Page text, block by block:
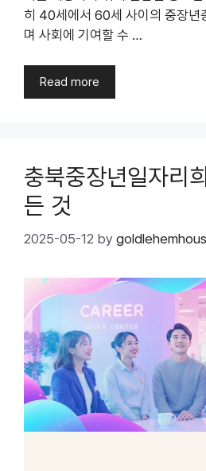
히 40세에서 60세 사이의 중장년
며 사회에 기여할 수 …
Read more
충북중장년일자리
든 것
2025-05-12 by